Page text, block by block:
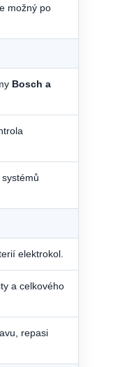
možný po
Bosch a
elektrokol.
a celkového
repasi